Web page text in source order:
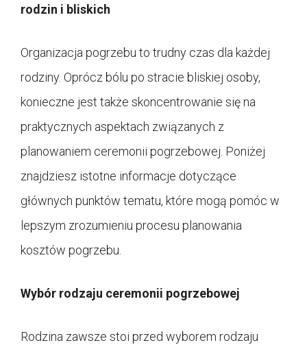
rodzin i bliskich
Organizacja pogrzebu to trudny czas dla każdej
rodziny. Oprócz bólu po stracie bliskiej osoby,
konieczne jest także skoncentrowanie się na
praktycznych aspektach związanych z
planowaniem ceremonii pogrzebowej. Poniżej
znajdziesz istotne informacje dotyczące
głównych punktów tematu, które mogą pomóc w
lepszym zrozumieniu procesu planowania
kosztów pogrzebu.
Wybór rodzaju ceremonii pogrzebowej
Rodzina zawsze stoi przed wyborem rodzaju